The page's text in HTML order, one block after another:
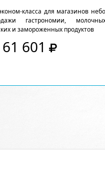
класса для магазинов
гастрономии,
и замороженных продуктов
61 601